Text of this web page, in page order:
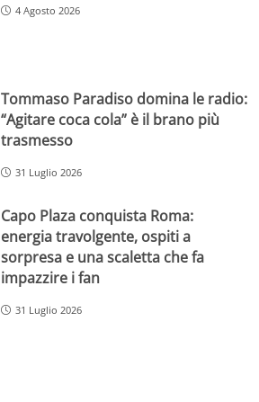
4 Agosto 2026
Tommaso Paradiso domina le radio:
“Agitare coca cola” è il brano più
trasmesso
31 Luglio 2026
Capo Plaza conquista Roma:
energia travolgente, ospiti a
sorpresa e una scaletta che fa
impazzire i fan
31 Luglio 2026